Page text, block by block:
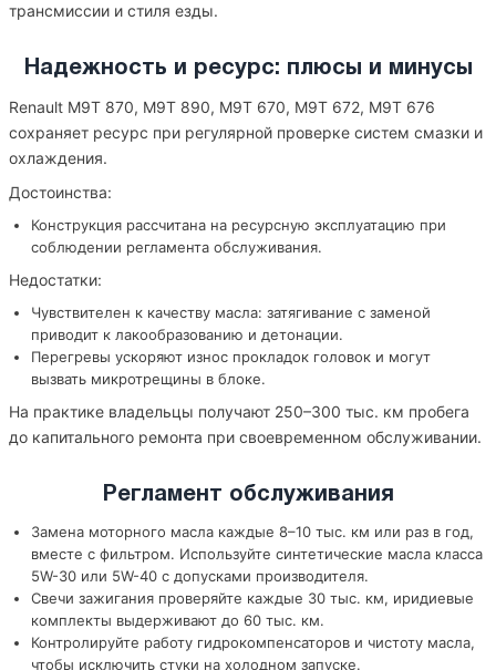
трансмиссии и стиля езды.
Надежность и ресурс: плюсы и минусы
Renault M9T 870, M9T 890, M9T 670, M9T 672, M9T 676
сохраняет ресурс при регулярной проверке систем смазки и
охлаждения.
Достоинства:
Конструкция рассчитана на ресурсную эксплуатацию при
соблюдении регламента обслуживания.
Недостатки:
Чувствителен к качеству масла: затягивание с заменой
приводит к лакообразованию и детонации.
Перегревы ускоряют износ прокладок головок и могут
вызвать микротрещины в блоке.
На практике владельцы получают 250–300 тыс. км пробега
до капитального ремонта при своевременном обслуживании.
Регламент обслуживания
Замена моторного масла каждые 8–10 тыс. км или раз в год,
вместе с фильтром. Используйте синтетические масла класса
5W-30 или 5W-40 с допусками производителя.
Свечи зажигания проверяйте каждые 30 тыс. км, иридиевые
комплекты выдерживают до 60 тыс. км.
Контролируйте работу гидрокомпенсаторов и чистоту масла,
чтобы исключить стуки на холодном запуске.